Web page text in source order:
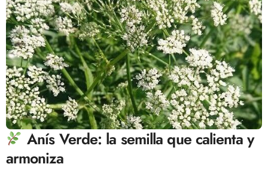
Anís Verde: la semilla que calienta y
armoniza